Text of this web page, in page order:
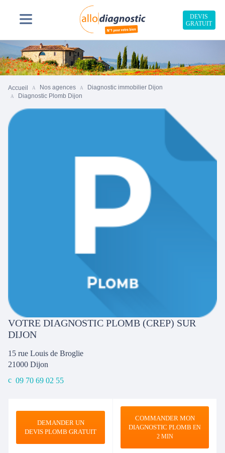
DEVIS
GRATUIT
Accueil Nos agences
Diagnostic immobilier Dijon
Diagnostic Plomb Dijon
VOTRE DIAGNOSTIC PLOMB (CREP) SUR
DIJON
15 rue Louis de Broglie
21000 Dijon
09 70 69 02 55
DEMANDER UN
DEVIS PLOMB GRATUIT
COMMANDER MON
DIAGNOSTIC PLOMB EN
2 MIN